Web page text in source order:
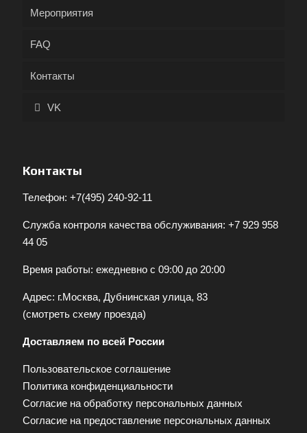
Мероприятия
FAQ
Контакты
VK
Контакты
Телефон: +7(495) 240-92-11
Служба контроля качества обслуживания: +7 929 958
44 05
Время работы: ежедневно с 09:00 до 20:00
Адрес: г.Москва, Дубнинская улица, 83
(смотреть схему проезда)
Доставляем по всей России
Пользовательское соглашение
Политика конфиденциальности
Согласие на обработку персональных данных
Согласие на предоставление персональных данных